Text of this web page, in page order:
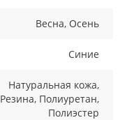
Весна, Осень
Синие
Натуральная кожа,
Резина, Полиуретан,
Полиэстер